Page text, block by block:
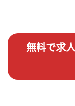
無料で求